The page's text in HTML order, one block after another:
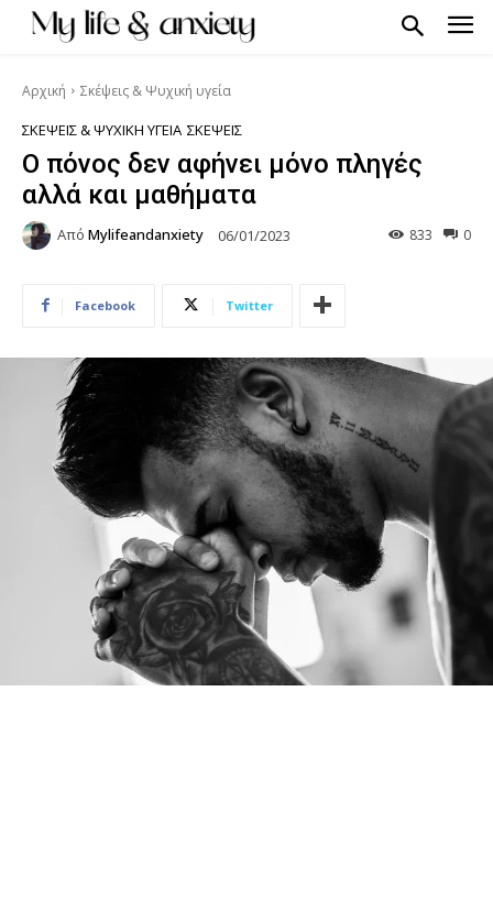
Αρχική Σκέψεις & Ψυχική υγεία
ΣΚΈΨΕΙΣ & ΨΥΧΙΚΉ ΥΓΕΊΑ ΣΚΈΨΕΙΣ
Ο πόνος δεν αφήνει μόνο πληγές
αλλά και μαθήματα
Από Mylifeandanxiety 06/01/2023 0
833
Facebook Twitter